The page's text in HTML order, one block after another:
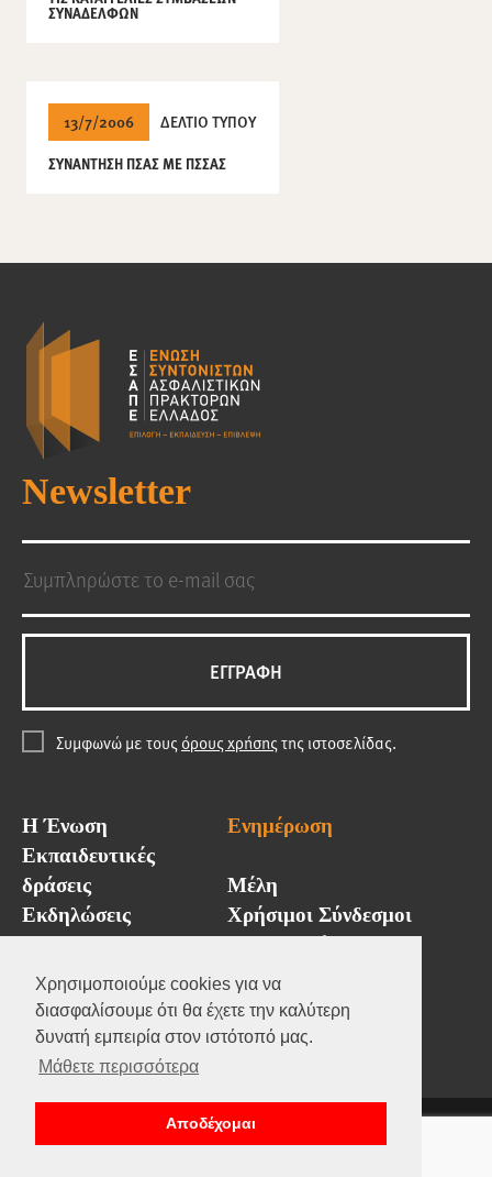
Χρησιμοποιούμε cookies για να
διασφαλίσουμε ότι θα έχετε την καλύτερη
δυνατή εμπειρία στον ιστότοπό μας.
Μάθετε περισσότερα
Αποδέχομαι
ΣΥΝΑΔΕΛΦΩΝ
13/7/2006 ΔΕΛΤΙΟ ΤΥΠΟΥ
ΣΥΝΑΝΤΗΣΗ ΠΣΑΣ ΜΕ ΠΣΣΑΣ
Newsletter
EΓΓΡΑΦΗ
Συμφωνώ με τους όρους χρήσηςτης ιστοσελίδας.
Η Ένωση
Ενημέρωση
Εκπαιδευτικές
δράσεις
Μέλη
Εκδηλώσεις
Χρήσιμοι Σύνδεσμοι
Copyright ΕΣΑΠΕ 2021
Όροι & προυποθέσεις
Πολιτική απορρήτου